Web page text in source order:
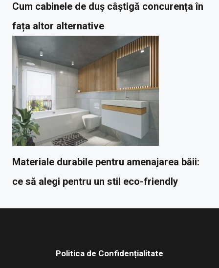
Cum cabinele de duș câștigă concurența în
fața altor alternative
Materiale durabile pentru amenajarea băii:
ce să alegi pentru un stil eco-friendly
Politica de Confidențialitate